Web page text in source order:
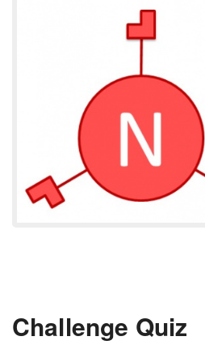
Challenge Quiz